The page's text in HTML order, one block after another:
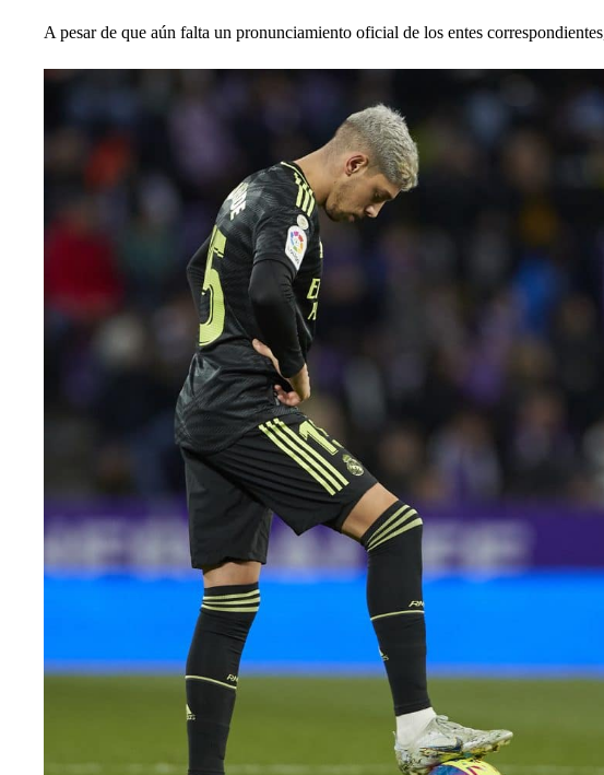
A pesar de que aún falta un pronunciamiento oficial de los entes